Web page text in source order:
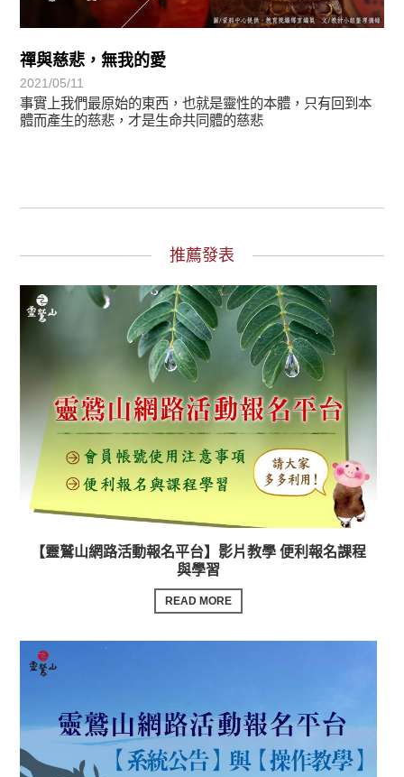
禪與慈悲，無我的愛
2021/05/11
事實上我們最原始的東西，也就是靈性的本體，只有回到本
體而產生的慈悲，才是生命共同體的慈悲
推薦發表
【靈鷲山網路活動報名平台】影片教學 便利報名課程
與學習
READ MORE